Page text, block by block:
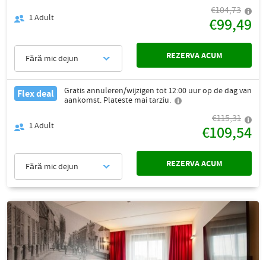
1Adult
€104,73
€99,49
Fără mic dejun REZERVA ACUM
Flex deal
Gratis annuleren/wijzigen tot 12:00 uur op de dag van
aankomst. Plateste mai tarziu.
1Adult
€115,31
€109,54
Fără mic dejun REZERVA ACUM